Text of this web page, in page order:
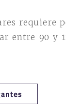
requiere
entre 90 y